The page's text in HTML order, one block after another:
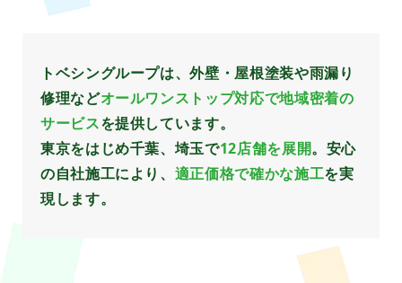
トベシングループは、外壁・屋根塗装や雨漏り
修理などオールワンストップ対応で地域密着の
サービスを提供しています。
東京をはじめ千葉、埼玉で12店舗を展開。安心
の自社施工により、 適正価格で確かな施工を実
現します。